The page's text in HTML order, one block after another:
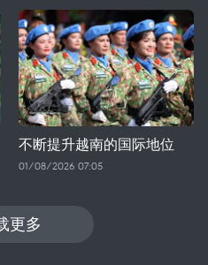
不断提升越南的国际地位
01/08/2026 07:05
更多